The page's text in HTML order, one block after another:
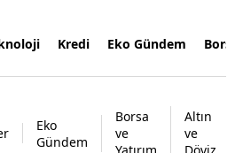
Kredi Eko Gündem
Eko
Gündem
Borsa
ve
Altın
ve